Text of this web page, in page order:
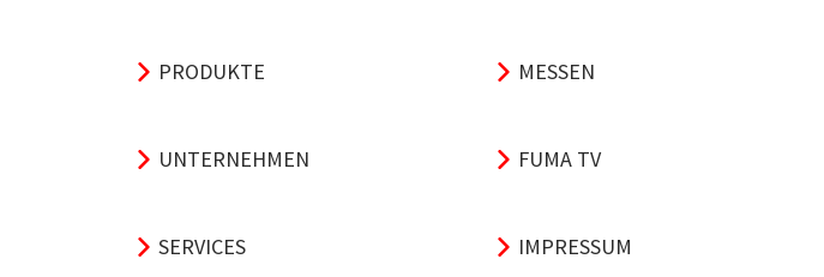
PRODUKTE
UNTERNEHMEN
SERVICES
MESSEN
FUMA TV
IMPRESSUM